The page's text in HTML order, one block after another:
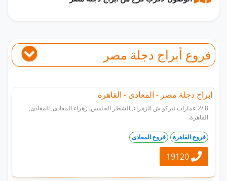
فروع أبراج دجلة مصر
ابراج دجلة مصر - المعادى - القاهرة
8 /2 عمارات نيركو ش الزهراء, الشطر الخامس, زهراء المعادى, المعادى,
القاهرة.
فروع القاهرة فروع المعادى